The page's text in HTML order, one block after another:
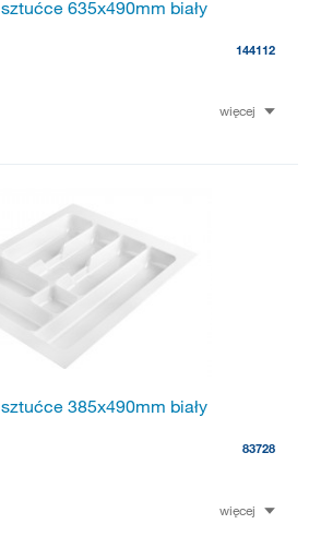
635x490mm biały
144112
więcej
385x490mm biały
83728
więcej